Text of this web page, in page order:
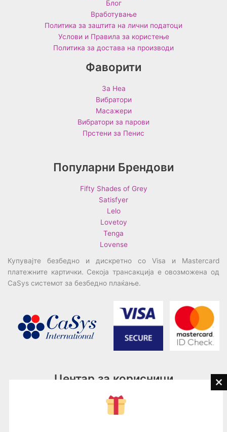
Блог
Вработување
Политика за заштита на лични податоци
Услови и Правила за користење
Политика за достава на производи
Фаворити
За Неа
Вибратори
Масажери
Вибратори за парови
Прстени за Пенис
Популарни Брендови
Fifty Shades of Grey
Satisfyer
Lelo
Lovetoy
Tenga
Lovense
Купувајте безбедно и дискретно со Visa и Mastercard
платежните картички. Секоја трансакција е овозможена од
CaSys системот за безбедно плаќање.
Центар за корисници
076945497; 076945498
contact@loveguru.mk